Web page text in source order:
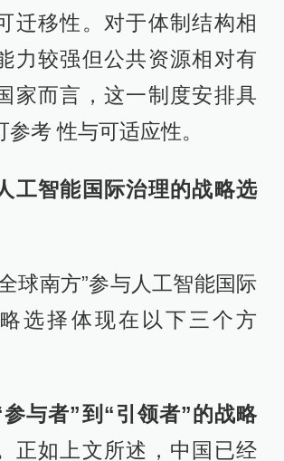
迁移性。对于体制结构相
力较强但公共资源相对有
家而言，这一制度安排具
考 性与可适应性。
工智能国际治理的战略选
球南方”参与人工智能国际
选择体现在以下三个方
与者”到“引领者”的战略
正如上文所述，中国已经